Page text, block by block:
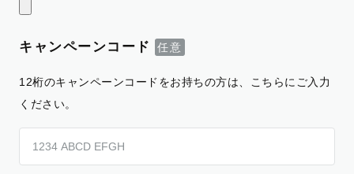
キャンペーンコード
12桁のキャンペーンコードをお持ちの方は、こちらにご入力
ください。